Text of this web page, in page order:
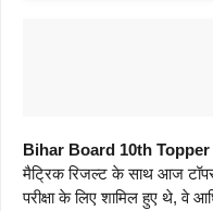
Bihar Board 10th
मैट्रिक रिजल्ट के साथ आज टॉपर
परीक्षा के लिए शामिल हुए थे, वे